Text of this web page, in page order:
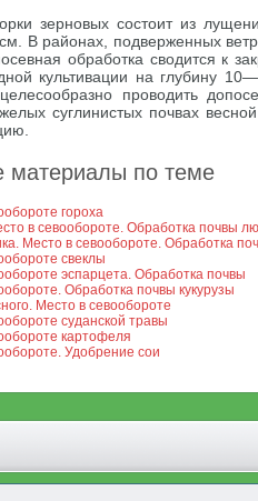
зерновых состоит из
В районах, подверженных
обработка сводится к
культивации на глубину
проводить
суглинистых почвах
материалы по теме
гороха
в севообороте. Обработка почвы
Место в севообороте. Обработка
свеклы
эспарцета. Обработка почвы
Обработка почвы кукурузы
Место в севообороте
суданской травы
картофеля
Удобрение сои